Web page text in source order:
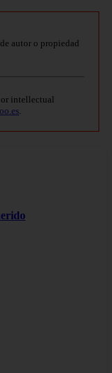
autor o propiedad
intellectual